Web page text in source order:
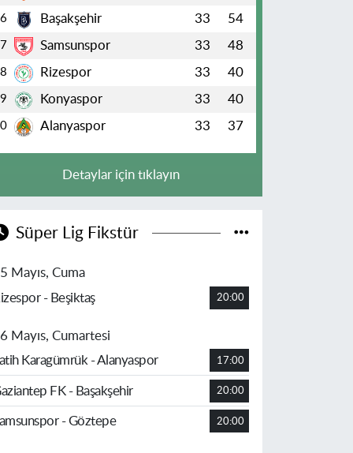
6 Başakşehir 33 54
7 Samsunspor 33 48
8 Rizespor 33 40
9 Konyaspor 33 40
Alanyaspor 33 37
Detaylar için tıklayın
Süper Lig Fikstür
Mayıs, Cuma
- Beşiktaş
20:00
Mayıs, Cumartesi
Karagümrük - Alanyaspor
17:00
FK - Başakşehir 20:00
- Göztepe 20:00